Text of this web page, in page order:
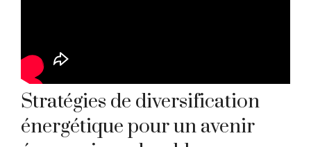
Stratégies de diversification
énergétique pour un avenir